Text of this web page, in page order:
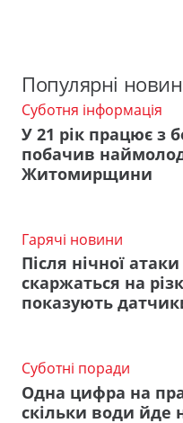
Популярні
Суботня інформація
У 21 рік працює з
побачив
Житомирщини
Гарячі новини
Після нічної
скаржаться на
показують
Суботні поради
Одна цифра на
скільки води йде